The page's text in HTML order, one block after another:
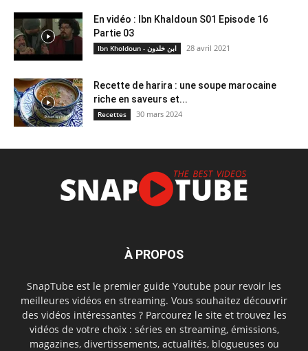
En vidéo : Ibn Khaldoun S01 Episode 16
Partie 03
Ibn Kholdoun - ابن خلدون 28 avril 2021
Recette de harira : une soupe marocaine
riche en saveurs et...
Recettes 30 mars 2024
À PROPOS
SnapTube est le premier guide Youtube pour revoir les
meilleures vidéos en streaming. Vous souhaitez découvrir
des vidéos intéressantes ? Parcourez le site et trouvez les
vidéos de votre choix : séries en streaming, émissions,
magazines, divertissements, actualités, blogueuses ou